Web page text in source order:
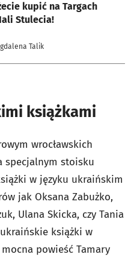
kupić na Targach
Stulecia!
Talik
książkami
wrocławskich
specjalnym stoisku
w języku ukraińskim
jak Oksana Zabużko,
Ulana Skicka, czy Tania
książki w
powieść Tamary